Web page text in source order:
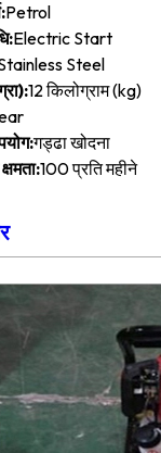
Petrol
Electric Start
Steel
12 किलोग्राम (kg)
गड्ढा खोदना
100 प्रति महीने